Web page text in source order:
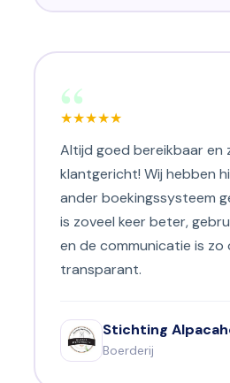
“
★★★★★
Altijd goed bereikbaar en
klantgericht! Wij hebben
ander boekingssysteem
is zoveel keer beter,
en de communicatie is zo
transparant.
Stichting
Boerderij